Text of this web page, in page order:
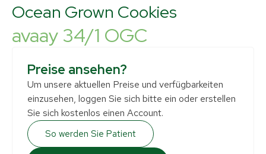
Ocean Grown Cookies
avaay 34/1 OGC
Preise ansehen?
Um unsere aktuellen Preise und verfügbarkeiten
einzusehen, loggen Sie sich bitte ein oder erstellen
Sie sich kostenlos einen Account.
So werden Sie Patient